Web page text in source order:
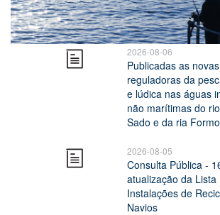
2026-08-06
Publicadas as
reguladoras da
e lúdica nas águas
não marítimas do
Sado e da ria
2026-08-05
Consulta Pública -
atualização da
Instalações de
Navios